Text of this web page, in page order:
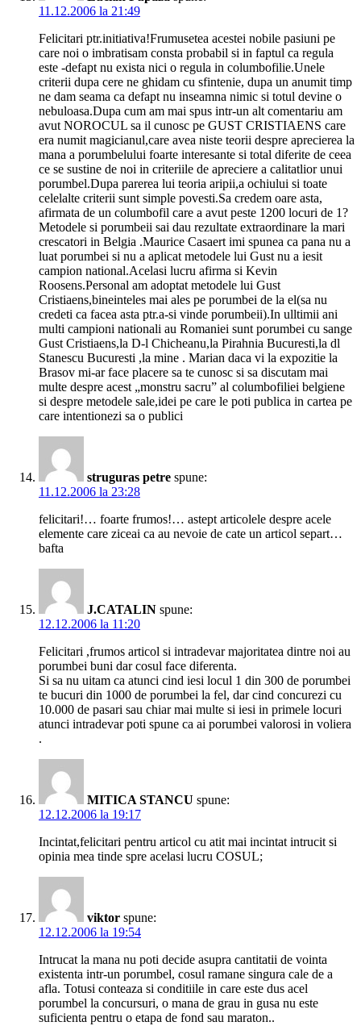
11.12.2006 la 21:49
Felicitari ptr.initiativa!Frumusetea acestei nobile pasiuni pe
care noi o imbratisam consta probabil si in faptul ca regula
este -defapt nu exista nici o regula in columbofilie.Unele
criterii dupa cere ne ghidam cu sfintenie, dupa un anumit timp
ne dam seama ca defapt nu inseamna nimic si totul devine o
nebuloasa.Dupa cum am mai spus intr-un alt comentariu am
avut NOROCUL sa il cunosc pe GUST CRISTIAENS care
era numit magicianul,care avea niste teorii despre aprecierea la
mana a porumbelului foarte interesante si total diferite de ceea
ce se sustine de noi in criteriile de apreciere a calitatlior unui
porumbel.Dupa parerea lui teoria aripii,a ochiului si toate
celelalte criterii sunt simple povesti.Sa credem oare asta,
afirmata de un columbofil care a avut peste 1200 locuri de 1?
Metodele si porumbeii sai dau rezultate extraordinare la mari
crescatori in Belgia .Maurice Casaert imi spunea ca pana nu a
luat porumbei si nu a aplicat metodele lui Gust nu a iesit
campion national.Acelasi lucru afirma si Kevin
Roosens.Personal am adoptat metodele lui Gust
Cristiaens,bineinteles mai ales pe porumbei de la el(sa nu
credeti ca facea asta ptr.a-si vinde porumbeii).In ulltimii ani
multi campioni nationali au Romaniei sunt porumbei cu sange
Gust Cristiaens,la D-l Chicheanu,la Pirahnia Bucuresti,la dl
Stanescu Bucuresti ,la mine . Marian daca vi la expozitie la
Brasov mi-ar face placere sa te cunosc si sa discutam mai
multe despre acest „monstru sacru” al columbofiliei belgiene
si despre metodele sale,idei pe care le poti publica in cartea pe
care intentionezi sa o publici
struguras petre spune:
11.12.2006 la 23:28
felicitari!… foarte frumos!… astept articolele despre acele
elemente care ziceai ca au nevoie de cate un articol separt…
bafta
J.CATALIN spune:
12.12.2006 la 11:20
Felicitari ,frumos articol si intradevar majoritatea dintre noi au
porumbei buni dar cosul face diferenta.
Si sa nu uitam ca atunci cind iesi locul 1 din 300 de porumbei
te bucuri din 1000 de porumbei la fel, dar cind concurezi cu
10.000 de pasari sau chiar mai multe si iesi in primele locuri
atunci intradevar poti spune ca ai porumbei valorosi in voliera
.
MITICA STANCU spune:
12.12.2006 la 19:17
Incintat,felicitari pentru articol cu atit mai incintat intrucit si
opinia mea tinde spre acelasi lucru COSUL;
viktor spune:
12.12.2006 la 19:54
Intrucat la mana nu poti decide asupra cantitatii de vointa
existenta intr-un porumbel, cosul ramane singura cale de a
afla. Totusi conteaza si conditiile in care este dus acel
porumbel la concursuri, o mana de grau in gusa nu este
suficienta pentru o etapa de fond sau maraton..